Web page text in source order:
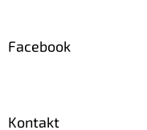
Facebook
Kontakt